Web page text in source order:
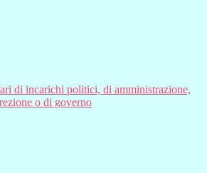
di incarichi politici, di amministrazione,
o di governo